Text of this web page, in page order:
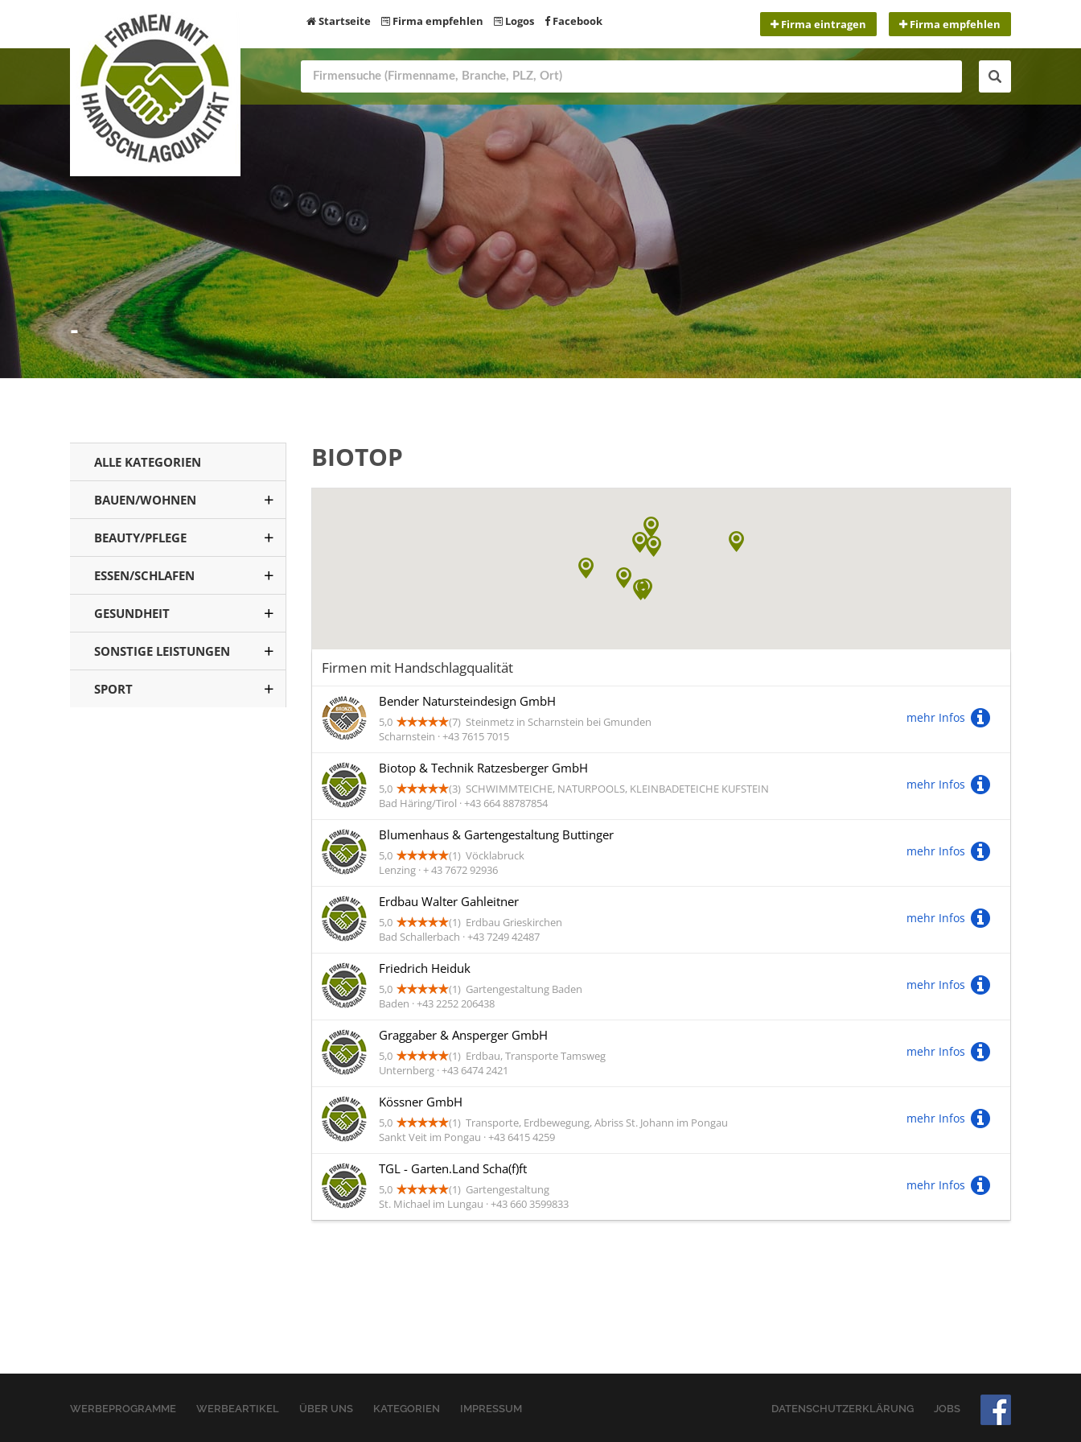
Startseite Firma empfehlen Logos Facebook Firma eintragen Firma empfehlen
-
ALLE KATEGORIEN
BAUEN/WOHNEN
BEAUTY/PFLEGE
ESSEN/SCHLAFEN
GESUNDHEIT
SONSTIGE LEISTUNGEN
SPORT
BIOTOP
Firmen mit Handschlagqualität
Bender Natursteindesign GmbH
5,0 (7) Steinmetz in Scharnstein bei Gmunden
Scharnstein · +43 7615 7015
mehr Infos
Biotop & Technik Ratzesberger GmbH
5,0 (3) SCHWIMMTEICHE, NATURPOOLS, KLEINBADETEICHE KUFSTEIN
Bad Häring/Tirol · +43 664 88787854
mehr Infos
Blumenhaus & Gartengestaltung Buttinger
5,0 (1) Vöcklabruck
Lenzing · + 43 7672 92936
mehr Infos
Erdbau Walter Gahleitner
5,0 (1) Erdbau Grieskirchen
Bad Schallerbach · +43 7249 42487
mehr Infos
Friedrich Heiduk
5,0 (1) Gartengestaltung Baden
Baden · +43 2252 206438
mehr Infos
Graggaber & Ansperger GmbH
5,0 (1) Erdbau, Transporte Tamsweg
Unternberg · +43 6474 2421
mehr Infos
Kössner GmbH
5,0 (1) Transporte, Erdbewegung, Abriss St. Johann im Pongau
Sankt Veit im Pongau · +43 6415 4259
mehr Infos
TGL - Garten.Land Scha(f)ft
5,0 (1) Gartengestaltung
St. Michael im Lungau · +43 660 3599833
mehr Infos
WERBEPROGRAMME WERBEARTIKEL ÜBER UNS KATEGORIEN IMPRESSUM DATENSCHUTZERKLÄRUNG JOBS